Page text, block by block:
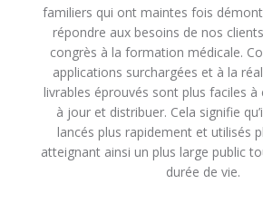
familiers qui ont maintes fois
répondre aux besoins de nos
congrès à la formation médicale.
applications surchargées et à la
livrables éprouvés sont plus faciles
à jour et distribuer. Cela signifie
lancés plus rapidement et utilisés
atteignant ainsi un plus large public
durée de vie.